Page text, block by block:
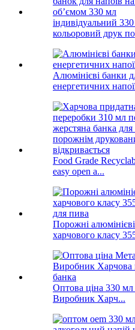
індивідуальний
кольоровий друк
Алюмінієві банки
енергетичних
Food Grade
easy open a...
Порожні
харчового класу
Оптова ціна 330
Виробник Харч...